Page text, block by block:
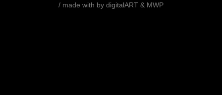
/ made with by digitalART & MWP